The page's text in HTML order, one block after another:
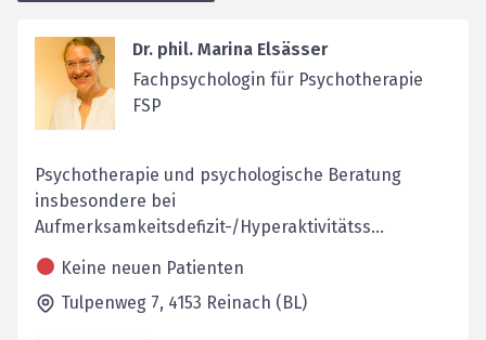
Dr. phil. Marina Elsässer
Fachpsychologin für Psychotherapie
FSP
Psychotherapie und psychologische Beratung
insbesondere bei
Aufmerksamkeitsdefizit-/Hyperaktivitätss...
Keine neuen Patienten
Tulpenweg 7, 4153 Reinach (BL)